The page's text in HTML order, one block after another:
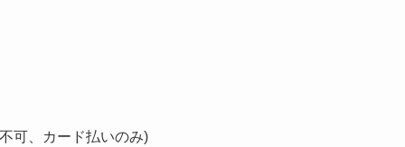
可、カード払いのみ)